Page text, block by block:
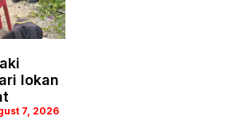
lokan
7, 2026